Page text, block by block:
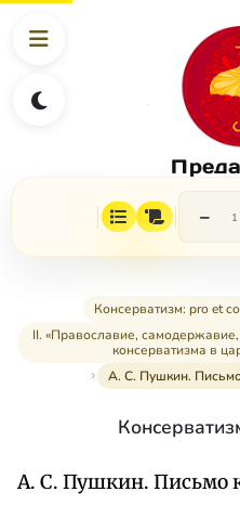
−
Консерватизм: pro et
II. «Православие,
консерватизма в
А. С. Пушкин.
А. С. Пушкин. Письмо